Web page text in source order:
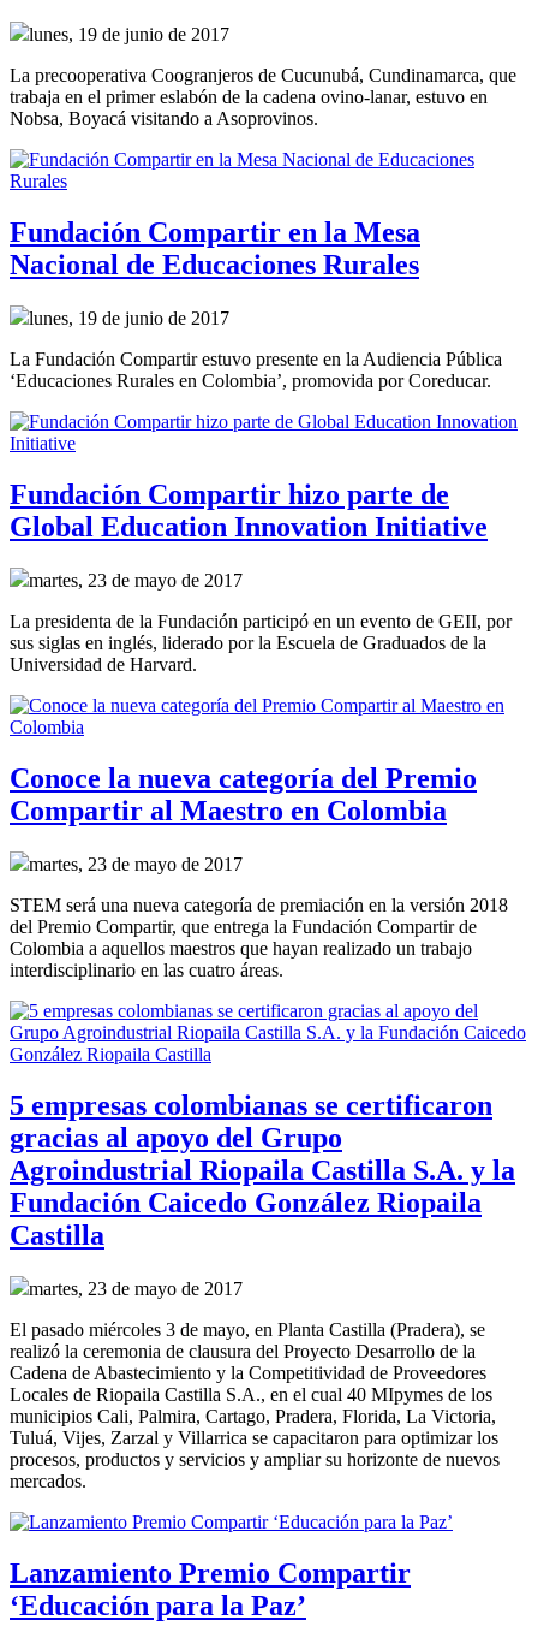
lunes, 19 de junio de 2017
La precooperativa Coogranjeros de Cucunubá, Cundinamarca, que
trabaja en el primer eslabón de la cadena ovino-lanar, estuvo en
Nobsa, Boyacá visitando a Asoprovinos.
Fundación Compartir en la Mesa
Nacional de Educaciones Rurales
lunes, 19 de junio de 2017
La Fundación Compartir estuvo presente en la Audiencia Pública
‘Educaciones Rurales en Colombia’, promovida por Coreducar.
Fundación Compartir hizo parte de
Global Education Innovation Initiative
martes, 23 de mayo de 2017
La presidenta de la Fundación participó en un evento de GEII, por
sus siglas en inglés, liderado por la Escuela de Graduados de la
Universidad de Harvard.
Conoce la nueva categoría del Premio
Compartir al Maestro en Colombia
martes, 23 de mayo de 2017
STEM será una nueva categoría de premiación en la versión 2018
del Premio Compartir, que entrega la Fundación Compartir de
Colombia a aquellos maestros que hayan realizado un trabajo
interdisciplinario en las cuatro áreas.
5 empresas colombianas se certificaron
gracias al apoyo del Grupo
Agroindustrial Riopaila Castilla S.A. y la
Fundación Caicedo González Riopaila
Castilla
martes, 23 de mayo de 2017
El pasado miércoles 3 de mayo, en Planta Castilla (Pradera), se
realizó la ceremonia de clausura del Proyecto Desarrollo de la
Cadena de Abastecimiento y la Competitividad de Proveedores
Locales de Riopaila Castilla S.A., en el cual 40 MIpymes de los
municipios Cali, Palmira, Cartago, Pradera, Florida, La Victoria,
Tuluá, Vijes, Zarzal y Villarrica se capacitaron para optimizar los
procesos, productos y servicios y ampliar su horizonte de nuevos
mercados.
Lanzamiento Premio Compartir
‘Educación para la Paz’